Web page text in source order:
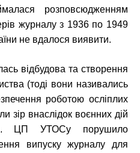
розповсюдженням
журналу з 1936 по 1949
не вдалося виявити.
відбудова та створення
(тоді вони називались
роботою осліплих
зір внаслідок воєнних дій
ЦП УТОСу порушило
випуску журналу для